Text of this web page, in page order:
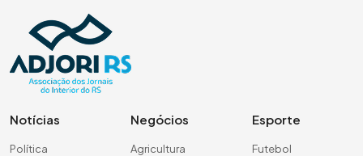
Notícias
Política
Negócios
Agricultura
Esporte
Futebol